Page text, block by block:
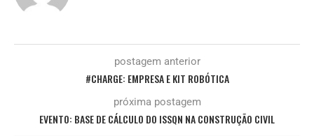
postagem anterior
#CHARGE: EMPRESA E KIT ROBÓTICA
próxima postagem
EVENTO: BASE DE CÁLCULO DO ISSQN NA CONSTRUÇÃO CIVIL